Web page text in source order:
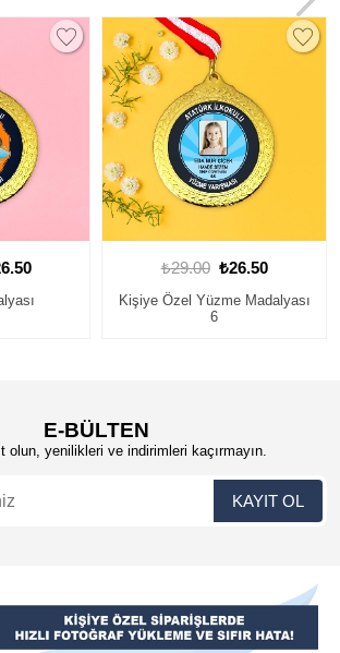
Madalyası
₺29.00 ₺26.50
Yüzme Madalyası
E-BÜLTEN
olun, yenilikleri ve indirimleri kaçırmayın.